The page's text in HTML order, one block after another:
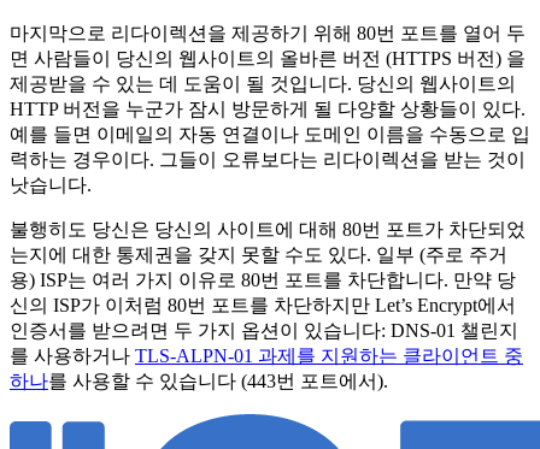
마지막으로 리다이렉션을 제공하기 위해 80번 포트를 열어 두
면 사람들이 당신의 웹사이트의 올바른 버전 (HTTPS 버전) 을
제공받을 수 있는 데 도움이 될 것입니다. 당신의 웹사이트의
HTTP 버전을 누군가 잠시 방문하게 될 다양할 상황들이 있다.
예를 들면 이메일의 자동 연결이나 도메인 이름을 수동으로 입
력하는 경우이다. 그들이 오류보다는 리다이렉션을 받는 것이
낫습니다.
불행히도 당신은 당신의 사이트에 대해 80번 포트가 차단되었
는지에 대한 통제권을 갖지 못할 수도 있다. 일부 (주로 주거
용) ISP는 여러 가지 이유로 80번 포트를 차단합니다. 만약 당
신의 ISP가 이처럼 80번 포트를 차단하지만 Let’s Encrypt에서
인증서를 받으려면 두 가지 옵션이 있습니다: DNS-01 챌린지
를 사용하거나 TLS-ALPN-01 과제를 지원하는 클라이언트 중
하나를 사용할 수 있습니다 (443번 포트에서).